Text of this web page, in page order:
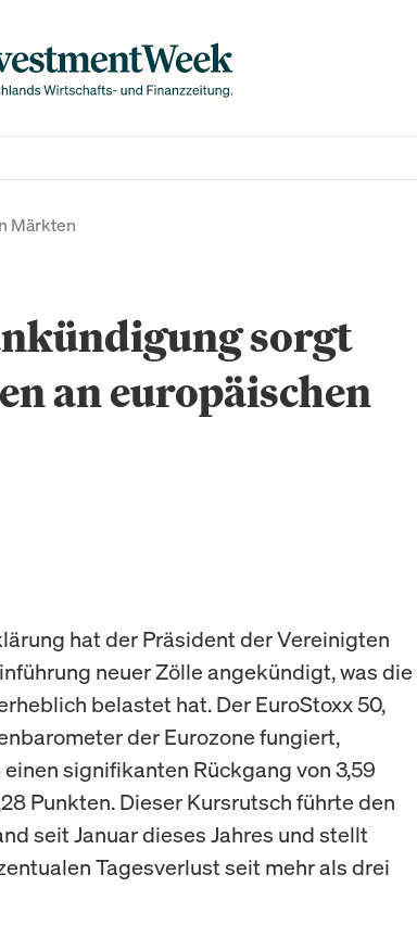
Märkten
sorgt
an europäischen
hat der Präsident der Vereinigten
neuer Zölle angekündigt, was die
belastet hat. Der EuroStoxx 50,
der Eurozone fungiert,
signifikanten Rückgang von 3,59
Punkten. Dieser Kursrutsch führte den
seit Januar dieses Jahres und stellt
Tagesverlust seit mehr als drei